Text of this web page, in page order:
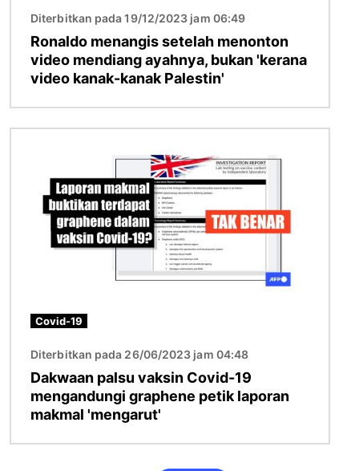
Diterbitkan pada 19/12/2023 jam 06:49
Ronaldo menangis setelah menonton
video mendiang ayahnya, bukan 'kerana
video kanak-kanak Palestin'
Covid-19
Diterbitkan pada 26/06/2023 jam 04:48
Dakwaan palsu vaksin Covid-19
mengandungi graphene petik laporan
makmal 'mengarut'